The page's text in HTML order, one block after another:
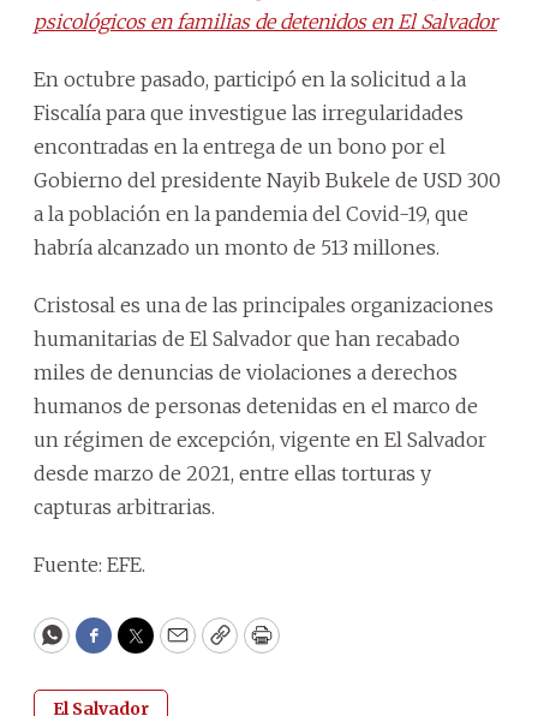
psicológicos en familias de detenidos en El Salvador
En octubre pasado, participó en la solicitud a la
Fiscalía para que investigue las irregularidades
encontradas en la entrega de un bono por el
Gobierno del presidente Nayib Bukele de USD 300
a la población en la pandemia del Covid-19, que
habría alcanzado un monto de 513 millones.
Cristosal es una de las principales organizaciones
humanitarias de El Salvador que han recabado
miles de denuncias de violaciones a derechos
humanos de personas detenidas en el marco de
un régimen de excepción, vigente en El Salvador
desde marzo de 2021, entre ellas torturas y
capturas arbitrarias.
Fuente: EFE.
WhatsApp
Facebook
Twitter
EmailCopyPrint
El Salvador